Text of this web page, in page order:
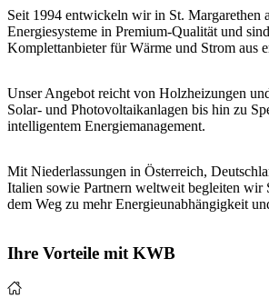
Seit 1994 entwickeln wir in St. Margarethen
Energiesysteme in Premium-Qualität und
Komplettanbieter für Wärme und Strom aus
Unser Angebot reicht von Holzheizungen
Solar- und Photovoltaikanlagen bis hin zu
intelligentem Energiemanagement.
Mit Niederlassungen in Österreich,
Italien sowie Partnern weltweit begleiten wir
dem Weg zu mehr Energieunabhängigkeit
Ihre Vorteile mit KWB